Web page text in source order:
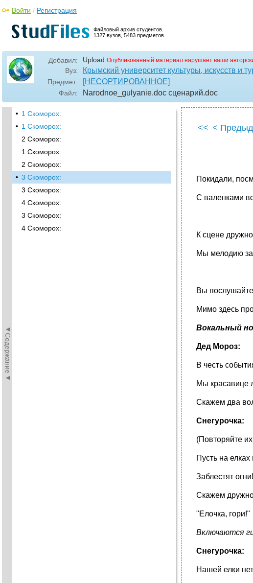
Файловый архив студентов.
1327 вузов, 5483 предметов.
Войти / Регистрация
Добавил: Upload Опубликованный материал нарушает ваши
Вуз: Крымский университет культуры, искусств и
Предмет: [НЕСОРТИРОВАННОЕ]
Файл: Narodnoe_gulyanie.doc сценарий.doc
◄Содержание◄
• 1 Скоморох:
• 1 Скоморох:
2 Скоморох:
1 Скоморох:
2 Скоморох:
• 3 Скоморох:
3 Скоморох:
4 Скоморох:
3 Скоморох:
4 Скоморох:
<< <
Покидали,
С валенками
К сцене
Мы мелодию
Вы
Мимо здесь
Вокальный
Дед Мороз:
В честь
Мы красавице
Скажем два
Снегурочка:
(Повторяйте
Пусть на
Заблестят огни!
Скажем
"Елочка, гори!"
Включаются
Снегурочка:
Нашей елки